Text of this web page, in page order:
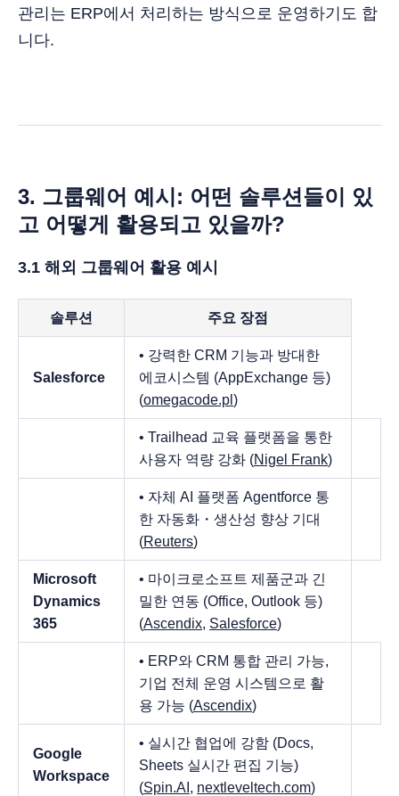
관리는 ERP에서 처리하는 방식으로 운영하기도 합
니다.
3. 그룹웨어 예시: 어떤 솔루션들이 있
고 어떻게 활용되고 있을까?
3.1 해외 그룹웨어 활용 예시
솔루션 주요 장점
Salesforce
• 강력한 CRM 기능과 방대한
에코시스템 (AppExchange 등)
(omegacode.pl )
• Trailhead 교육 플랫폼을 통한
사용자 역량 강화 (Nigel Frank)
• 자체 AI 플랫폼 Agentforce 통
한 자동화・생산성 향상 기대
(Reuters)
Microsoft
Dynamics
365
• 마이크로소프트 제품군과 긴
밀한 연동 (Office, Outlook 등)
(Ascendix, Salesforce)
• ERP와 CRM 통합 관리 가능,
기업 전체 운영 시스템으로 활
용 가능 (Ascendix)
Google
Workspace
• 실시간 협업에 강함 (Docs,
Sheets 실시간 편집 기능)
(Spin.AI , nextleveltech.com)